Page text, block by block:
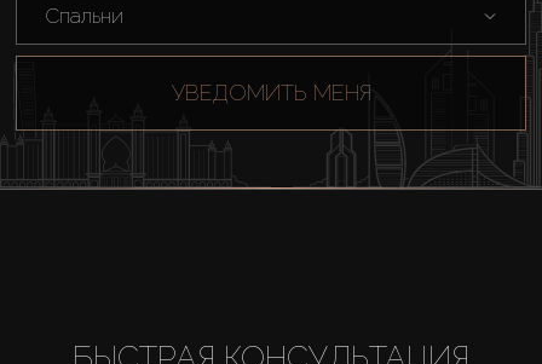
Спальни
УВЕДОМИТЬ МЕНЯ